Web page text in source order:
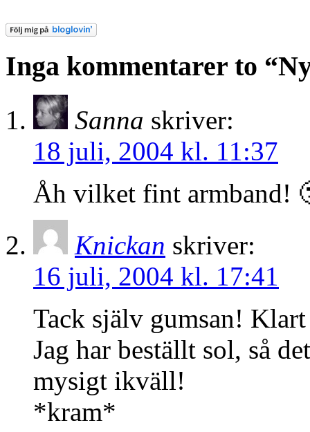
Inga kommentarer to
Sanna skriver:
18 juli, 2004 kl. 11:37
Åh vilket fint armband!
Knickan skriver:
16 juli, 2004 kl. 17:41
Tack själv gumsan!
Jag har beställt sol, så
mysigt ikväll!
*kram*